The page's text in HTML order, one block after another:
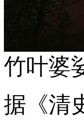
竹叶婆
据《清